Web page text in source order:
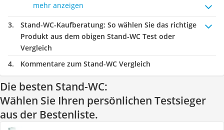
mehr anzeigen
Stand-WC-Kaufberatung: So wählen Sie das richtige
Produkt aus dem obigen Stand-WC Test oder
Vergleich
Kommentare zum Stand-WC Vergleich
Die besten Stand-WC:
Wählen Sie Ihren persönlichen Testsieger
aus der Bestenliste.